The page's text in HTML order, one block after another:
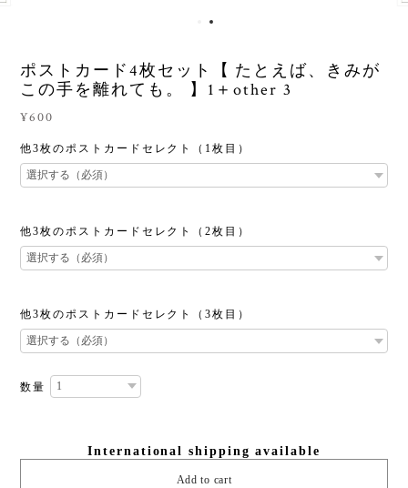
ポストカード4枚セット【 たとえば、きみが
この手を離れても。 】1＋other 3
¥600
他3枚のポストカードセレクト（1枚目）
他3枚のポストカードセレクト（2枚目）
他3枚のポストカードセレクト（3枚目）
数量
International shipping available
Add to cart